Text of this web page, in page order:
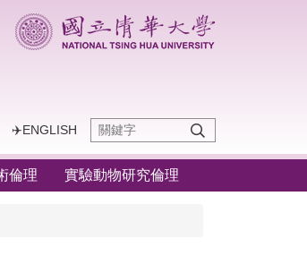
✈️ENGLISH
倫理 實驗動物研究倫理